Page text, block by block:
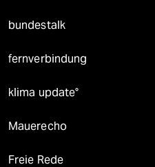
bundestalk
fernverbindung
klima update°
Mauerecho
Freie Rede